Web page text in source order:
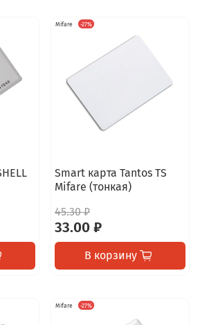
Mifare -27%
Smart карта Tantos TS
Mifare (тонкая)
45.30 ₽
33.00 ₽
В корзину
Mifare -27%